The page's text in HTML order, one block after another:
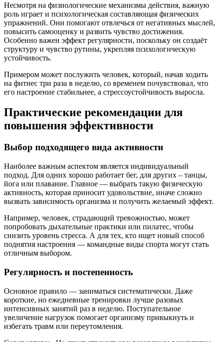
Несмотря на физиологические механизмы действия, важную
роль играет и психологическая составляющая физических
упражнений. Они помогают отвлечься от негативных мыслей,
повысить самооценку и развить чувство достижения.
Особенно важен эффект регулярности, поскольку он создаёт
структуру и чувство рутины, укрепляя психологическую
устойчивость.
Примером может послужить человек, который, начав ходить
на фитнес три раза в неделю, со временем почувствовал, что
его настроение стабильнее, а стрессоустойчивость выросла.
Практические рекомендации для
повышения эффективности
Выбор подходящего вида активности
Наиболее важным аспектом является индивидуальный
подход. Для одних хорошо работает бег, для других – танцы,
йога или плавание. Главное — выбрать такую физическую
активность, которая приносит удовольствие, иначе сложно
вызвать зависимость организма и получить желаемый эффект.
Например, человек, страдающий тревожностью, может
попробовать дыхательные практики или пилатес, чтобы
снизить уровень стресса. А для тех, кто ищет новый способ
поднятия настроения — командные виды спорта могут стать
отличным выбором.
Регулярность и постепенность
Основное правило — заниматься систематически. Даже
короткие, но ежедневные тренировки лучше разовых
интенсивных занятий раз в неделю. Поступательное
увеличение нагрузок помогает организму привыкнуть и
избегать травм или переутомления.